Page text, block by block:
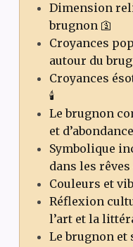
Dimension
brugnon 🛐
Croyances
autour du
Croyances
🕯️
Le brugnon
et
Symbolique
dans les rêves
Couleurs et
Réflexion
l’art et la
Le brugnon et